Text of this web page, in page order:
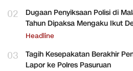
02
Dugaan Penyiksaan Polisi di
Tahun Dipaksa Mengaku Ikut
Headline
03
Tagih Kesepakatan Berakhir
Lapor ke Polres Pasuruan